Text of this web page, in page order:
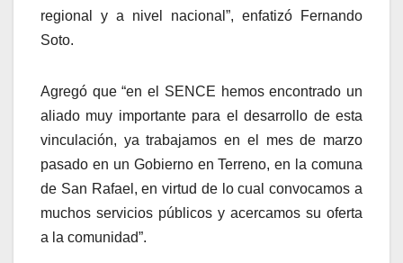
regional y a nivel nacional”, enfatizó Fernando
Soto.
Agregó que “en el SENCE hemos encontrado un
aliado muy importante para el desarrollo de esta
vinculación, ya trabajamos en el mes de marzo
pasado en un Gobierno en Terreno, en la comuna
de San Rafael, en virtud de lo cual convocamos a
muchos servicios públicos y acercamos su oferta
a la comunidad”.